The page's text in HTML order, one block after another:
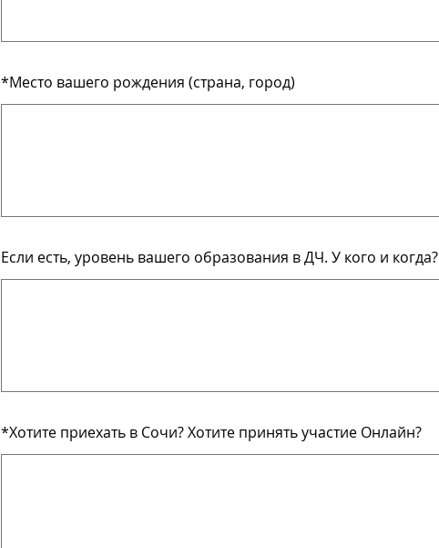
*Место вашего рождения (страна, город)
Если есть, уровень вашего образования в ДЧ. У кого и когда?
*Хотите приехать в Сочи? Хотите принять участие Онлайн?